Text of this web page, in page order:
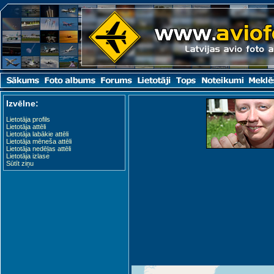
Izvēlne:
Lietotāja profils
Lietotāja attēli
Lietotāja labākie attēli
Lietotāja mēneša attēli
Lietotāja nedēļas attēli
Lietotāja izlase
Sūtīt ziņu